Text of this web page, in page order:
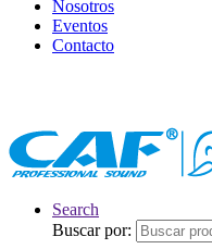
Nosotros
Eventos
Contacto
Search
Buscar por: